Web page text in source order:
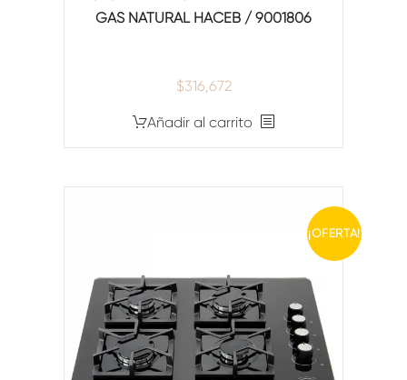
GAS NATURAL HACEB / 9001806
$316,672
Añadir al carrito
¡OFERTA!